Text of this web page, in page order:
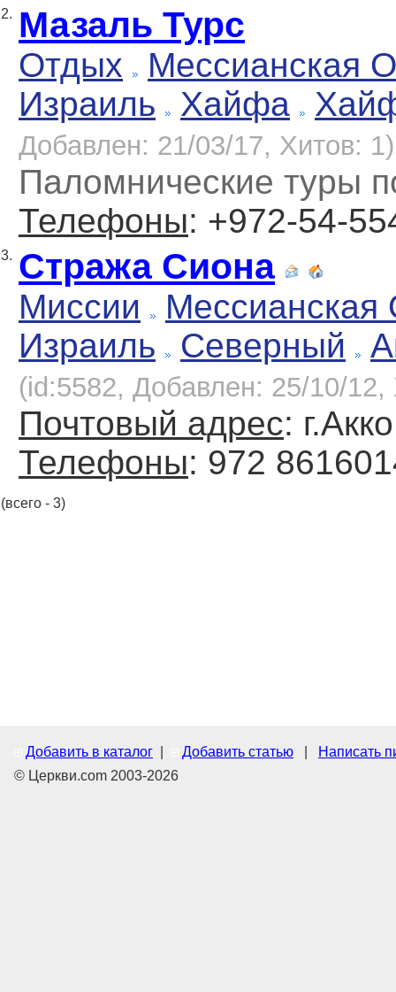
2. Мазаль Турс
Отдых
Мессианская
Израиль
Хайфа
Добавлен: 21/03/17, Хитов: 1)
Паломнические туры
Телефоны: +972-54-
3. Стража Сиона
Миссии
Израиль
Северный
(id:5582, Добавлен: 25/10/12,
Почтовый адрес:
Телефоны: 972
(всего - 3)
Добавить в каталог Добавить статью
Написать
© Церкви.com 2003-2026